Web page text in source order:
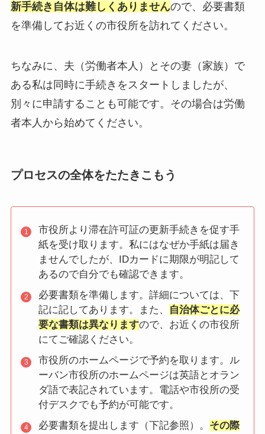
新手続き自体は難しくありませんので、必要書類
を準備してお近くの市役所を訪れてください。
ちなみに、夫（労働者本人）とその妻（家族）で
ある私は同時に手続きをスタートしましたが、
別々に申請することも可能です。その場合は労働
者本人から始めてください。
プロセスの全体をたたきこもう
市役所より滞在許可証の更新手続きを促す手
紙を受け取ります。私にはなぜか手紙は届き
ませんでしたが、IDカードに期限が明記して
あるので自分でも確認できます。
必要書類を準備します。詳細については、下
記に記してあります。また、 自治体ごとに必
要な書類は異なりますので、お近くの市役所
にてご確認ください。
市役所のホームページで予約を取ります。ル
ーバン市役所のホームページは英語とオラン
ダ語で表記されています。電話や市役所の受
付デスクでも予約が可能です。
必要書類を提出します（下記参照）。 その際